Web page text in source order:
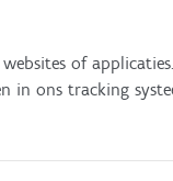
of
in ons tracking